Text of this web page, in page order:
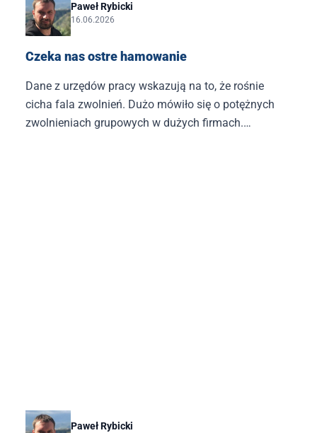
Paweł Rybicki
16.06.2026
Czeka nas ostre hamowanie
Dane z urzędów pracy wskazują na to, że rośnie
cicha fala zwolnień. Dużo mówiło się o potężnych
zwolnieniach grupowych w dużych firmach.
Paweł Rybicki